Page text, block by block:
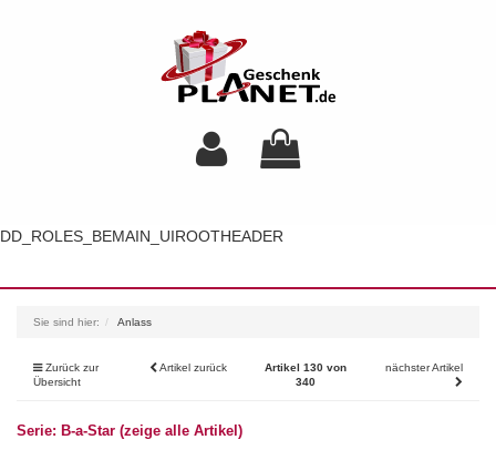
DD_ROLES_BEMAIN_UIROOTHEADER
Sie sind hier: Anlass
Zurück zur
Übersicht
Artikel zurück
Artikel 130 von
340
nächster Artikel
Serie: B-a-Star (zeige alle Artikel)